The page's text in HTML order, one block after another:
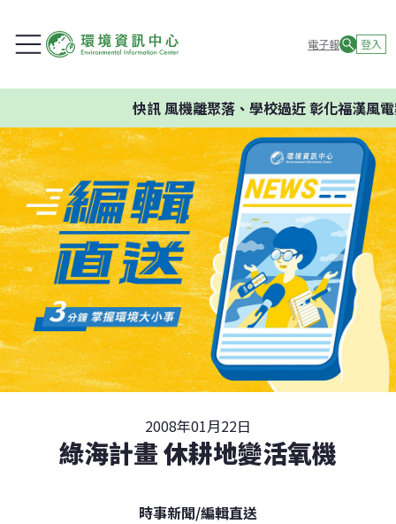
電子報 登入
快訊風機離聚落、學校過近 彰化福漢風電
2008年01月22日
綠海計畫 休耕地變活氧機
時事新聞/編輯直送